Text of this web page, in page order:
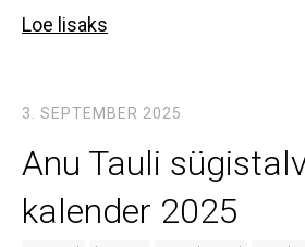
Loe lisaks
3. SEPTEMBER 2025
Anu Tauli
kalender 2025